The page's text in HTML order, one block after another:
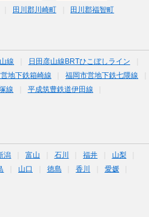
田川郡川崎町 田川郡福智町
線
日田彦山線BRTひこぼしライン
地下鉄箱崎線
福岡市営地下鉄七隈線
線
平成筑豊鉄道伊田線
潟 富山 石川 福井
山梨
山口 徳島 香川
愛媛